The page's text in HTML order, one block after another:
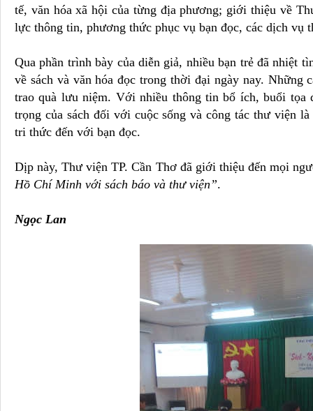
tế, văn hóa xã hội của từng địa phương; giới thiệu về
lực thông tin, phương thức phục vụ bạn đọc, các dịch vụ
Qua phần trình bày của diễn giả, nhiều bạn trẻ đã nhiệt
về sách và văn hóa đọc trong thời đại ngày nay. Những
trao quà lưu niệm. Với nhiều thông tin bổ ích, buổi tọa
trọng của sách đối với cuộc sống và công tác thư viện
tri thức đến với bạn đọc.
Dịp này, Thư viện TP. Cần Thơ đã giới thiệu đến mọi
Hồ Chí Minh với sách báo và thư viện”.
Ngọc Lan